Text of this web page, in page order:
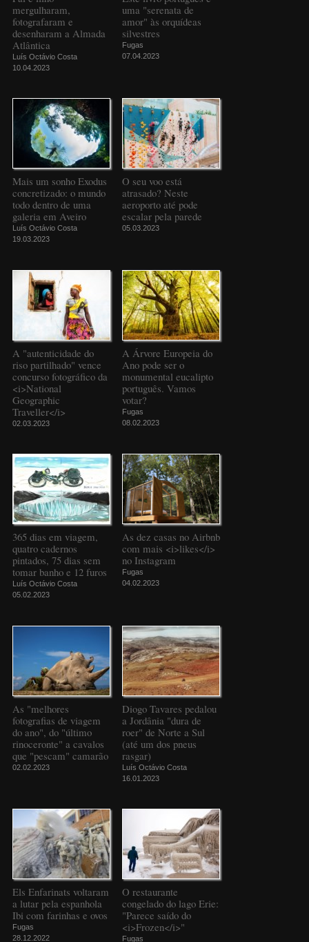
mergulharam,
fotografaram e
desenharam a Almada
Atlântica
Luís Octávio Costa
10.04.2023
uma "serenata de
amor" às orquídeas
silvestres
Fugas
07.04.2023
Mais um sonho Exodus
concretizado: o mundo
todo dentro de uma
galeria em Aveiro
Luís Octávio Costa
19.03.2023
O seu voo está
atrasado? Neste
aeroporto até pode
escalar pela parede
05.03.2023
A "autenticidade do
riso partilhado" vence
concurso fotográfico da
<i>National
Geographic
Traveller</i>
02.03.2023
A Árvore Europeia do
Ano pode ser o
monumental eucalipto
português. Vamos
votar?
Fugas
08.02.2023
365 dias em viagem,
quatro cadernos
pintados, 75 dias sem
tomar banho e 12 furos
Luís Octávio Costa
05.02.2023
As dez casas no Airbnb
com mais <i>likes</i>
no Instagram
Fugas
04.02.2023
As "melhores
fotografias de viagem
do ano", do "último
rinoceronte" a cavalos
que "pescam" camarão
02.02.2023
Diogo Tavares pedalou
a Jordânia "dura de
roer" de Norte a Sul
(até um dos pneus
rasgar)
Luís Octávio Costa
16.01.2023
Els Enfarinats voltaram
a lutar pela espanhola
Ibi com farinhas e ovos
Fugas
28.12.2022
O restaurante
congelado do lago Erie:
"Parece saído do
<i>Frozen</i>"
Fugas